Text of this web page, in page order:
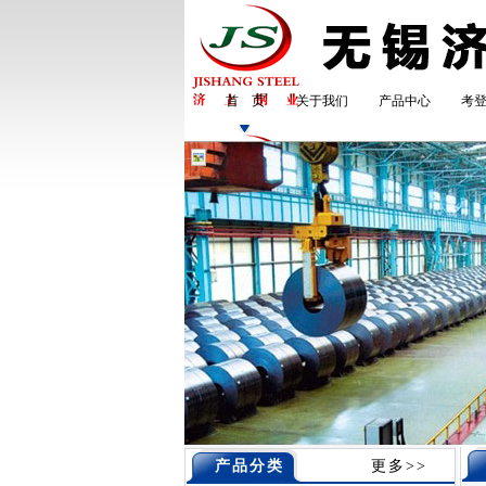
首 页 关于我们 产品中心 考
产品分类 更多>>